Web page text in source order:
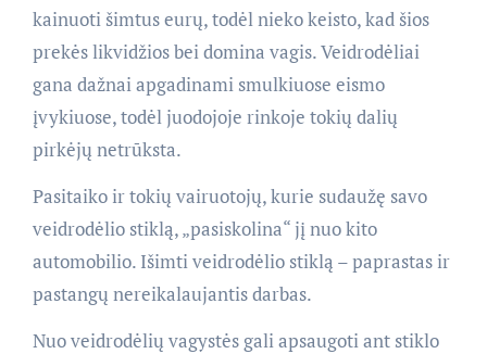
kainuoti šimtus eurų, todėl nieko keisto, kad šios
prekės likvidžios bei domina vagis. Veidrodėliai
gana dažnai apgadinami smulkiuose eismo
įvykiuose, todėl juodojoje rinkoje tokių dalių
pirkėjų netrūksta.
Pasitaiko ir tokių vairuotojų, kurie sudaužę savo
veidrodėlio stiklą, „pasiskolina“ jį nuo kito
automobilio. Išimti veidrodėlio stiklą – paprastas ir
pastangų nereikalaujantis darbas.
Nuo veidrodėlių vagystės gali apsaugoti ant stiklo